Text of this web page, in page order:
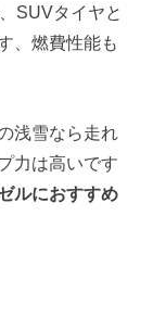
SUVタイヤと
、燃費性能も
浅雪なら走れ
力は高いです
ルにおすすめ